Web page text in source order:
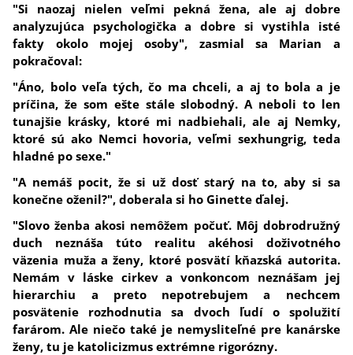
"Si naozaj nielen veľmi pekná žena, ale aj dobre
analyzujúca psychologička a dobre si vystihla isté
fakty okolo mojej osoby", zasmial sa Marian a
pokračoval:
"Áno, bolo veľa tých, čo ma chceli, a aj to bola a je
príčina, že som ešte stále slobodný. A neboli to len
tunajšie krásky, ktoré mi nadbiehali, ale aj Nemky,
ktoré sú ako Nemci hovoria, veľmi sexhungrig, teda
hladné po sexe."
"A nemáš pocit, že si už dosť starý na to, aby si sa
konečne oženil?", doberala si ho Ginette ďalej.
"Slovo ženba akosi nemôžem počuť. Môj dobrodružný
duch neznáša túto realitu akéhosi doživotného
väzenia muža a ženy, ktoré posvätí kňazská autorita.
Nemám v láske cirkev a vonkoncom neznášam jej
hierarchiu a preto nepotrebujem a nechcem
posvätenie rozhodnutia sa dvoch ľudí o spolužití
farárom. Ale niečo také je nemysliteľné pre kanárske
ženy, tu je katolicizmus extrémne rigorózny.